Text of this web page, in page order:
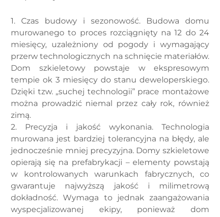
1. Czas budowy i sezonowość. Budowa domu
murowanego to proces rozciągnięty na 12 do 24
miesięcy, uzależniony od pogody i wymagający
przerw technologicznych na schnięcie materiałów.
Dom szkieletowy powstaje w ekspresowym
tempie ok 3 miesięcy do stanu deweloperskiego.
Dzięki tzw. „suchej technologii” prace montażowe
można prowadzić niemal przez cały rok, również
zimą.
2. Precyzja i jakość wykonania. Technologia
murowana jest bardziej tolerancyjna na błędy, ale
jednocześnie mniej precyzyjna. Domy szkieletowe
opierają się na prefabrykacji – elementy powstają
w kontrolowanych warunkach fabrycznych, co
gwarantuje najwyższą jakość i milimetrową
dokładność. Wymaga to jednak zaangażowania
wyspecjalizowanej ekipy, ponieważ dom